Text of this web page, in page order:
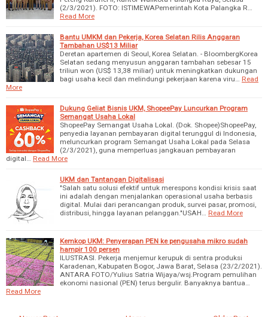
(2/3/2021). FOTO: ISTIMEWAPemerintah Kota Palangka R…
Read More
Bantu UMKM dan Pekerja, Korea Selatan Rilis Anggaran
Tambahan US$13 Miliar
Deretan apartemen di Seoul, Korea Selatan. - BloombergKorea
Selatan sedang menyusun anggaran tambahan sebesar 15
triliun won (US$ 13,38 miliar) untuk meningkatkan dukungan
bagi usaha kecil dan melindungi pekerjaan karena viru…
Read
More
Dukung Geliat Bisnis UKM, ShopeePay Luncurkan Program
Semangat Usaha Lokal
ShopeePay Semangat Usaha Lokal. (Dok. Shopee)ShopeePay,
penyedia layanan pembayaran digital terunggul di Indonesia,
meluncurkan program Semangat Usaha Lokal pada Selasa
(2/3/2021), guna memperluas jangkauan pembayaran
digital…
Read More
UKM dan Tantangan Digitalisasi
"Salah satu solusi efektif untuk merespons kondisi krisis saat
ini adalah dengan menjalankan operasional usaha berbasis
digital. Mulai dari perancangan produk, survei pasar, promosi,
distribusi, hingga layanan pelanggan."USAH…
Read More
Kemkop UKM: Penyerapan PEN ke pengusaha mikro sudah
hampir 100 persen
ILUSTRASI. Pekerja menjemur kerupuk di sentra produksi
Karadenan, Kabupaten Bogor, Jawa Barat, Selasa (23/2/2021).
ANTARA FOTO/Yulius Satria Wijaya/wsj.Program pemulihan
ekonomi nasional (PEN) terus bergulir. Banyaknya bantua…
Read More